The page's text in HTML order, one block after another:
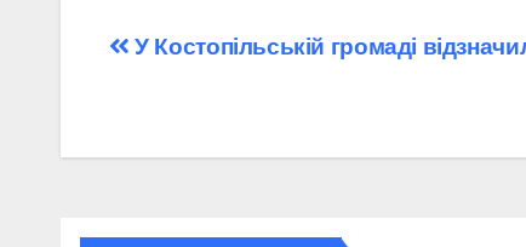
Навігація
У Костопільській громаді